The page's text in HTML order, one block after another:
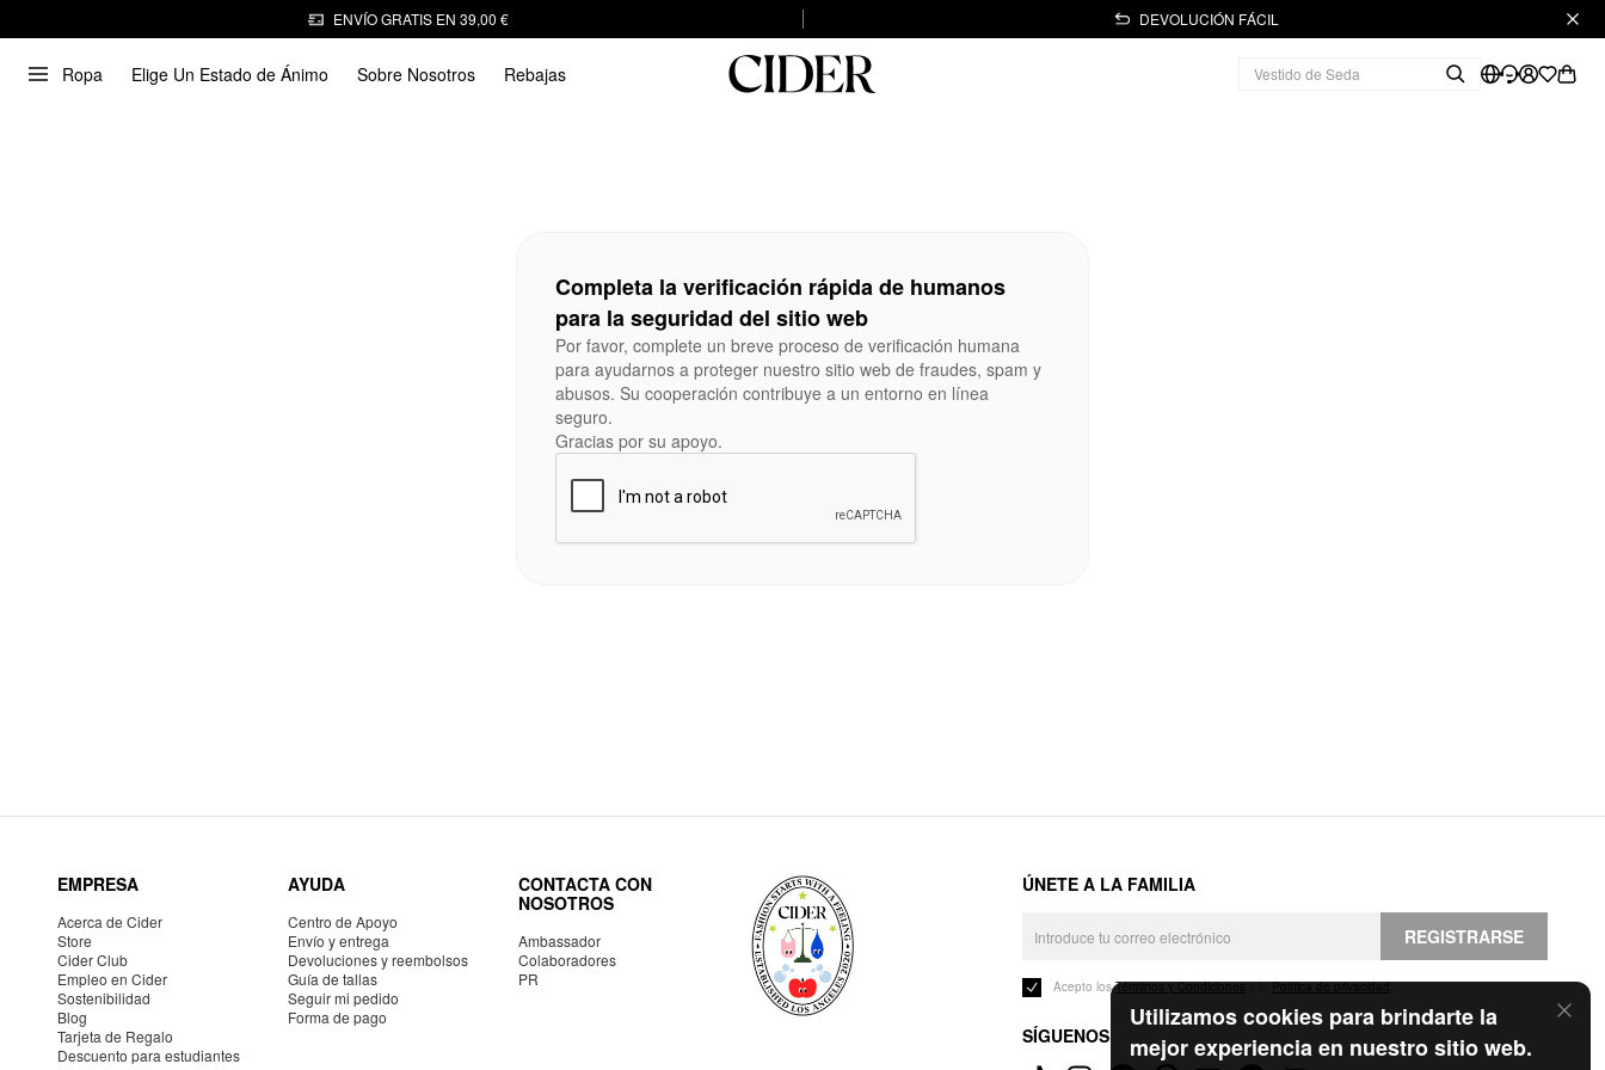
ENVÍO GRATIS EN 39,00 € DEVOLUCIÓN FÁCIL
Ropa Elige Un Estado de Ánimo Sobre Nosotros Rebajas
Utilizamos cookies para brindarte la
mejor experiencia en nuestro sitio web.
Completa la verificación rápida de humanos
para la seguridad del sitio web
Por favor, complete un breve proceso de verificación humana
para ayudarnos a proteger nuestro sitio web de fraudes, spam y
abusos. Su cooperación contribuye a un entorno en línea
seguro.
Gracias por su apoyo.
EMPRESA
Acerca de Cider
Store
Cider Club
Empleo en Cider
Sostenibilidad
Blog
Tarjeta de Regalo
Descuento para estudiantes
AYUDA
Centro de Apoyo
Envío y entrega
Devoluciones y reembolsos
Guía de tallas
Seguir mi pedido
Forma de pago
CONTACTA CON
NOSOTROS
Ambassador
Colaboradores
PR
ÚNETE A LA FAMILIA
REGISTRARSE
Acepto losTérminos y Condicionesy laPolítica de privacidad.
SÍGUENOS